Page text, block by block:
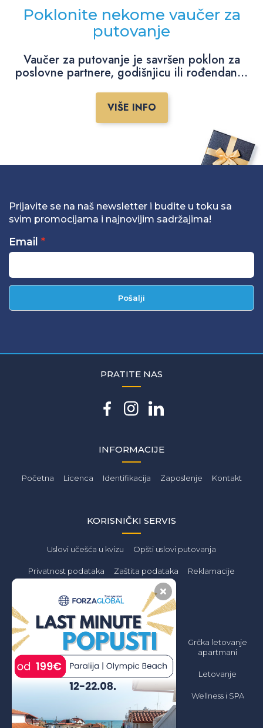
Poklonite nekome vaučer za
putovanje
Vaučer za putovanje je savršen poklon za
poslovne partnere, godišnjicu ili rođendan...
VIŠE INFO
Prijavite se na naš newsletter i budite u toku sa
svim promocijama i najnovijim sadržajima!
Email
Pošalji
INFORMACIJE
Početna Licenca Identifikacija Zaposlenje Kontakt
KORISNIČKI SERVIS
Uslovi učešća u kvizu Opšti uslovi putovanja
Privatnost podataka Zaštita podataka Reklamacije
PONUDA
Letovanje 2026
Grčka Letovanje
2026 All inclusive
Grčka Letovanje
2026 Apartmani
Jeftino
Grčka letovanje
hoteli
Grčka letovanje
apartmani
Letovanje
Wellness i SPA
PRATITE NAS